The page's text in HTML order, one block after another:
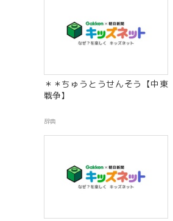
＊＊ちゅうとうせんそう【中東
戦争】
辞典